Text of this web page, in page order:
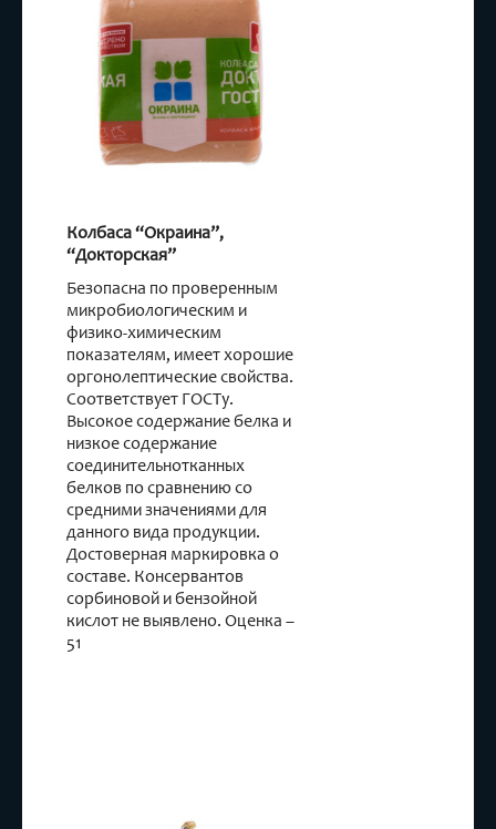
Колбаса “Окраина”,
“Докторская”
Безопасна по проверенным
микробиологическим и
физико-химическим
показателям, имеет хорошие
оргонолептические свойства.
Соответствует ГОСТу.
Высокое содержание белка и
низкое содержание
соединительнотканных
белков по сравнению со
средними значениями для
данного вида продукции.
Достоверная маркировка о
составе. Консервантов
сорбиновой и бензойной
кислот не выявлено. Оценка –
51